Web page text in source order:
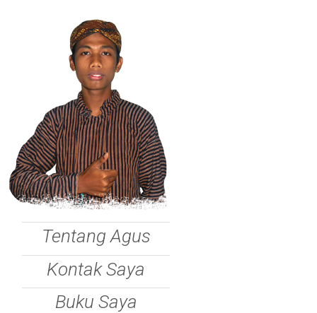
Tentang Agus
Kontak Saya
Buku Saya